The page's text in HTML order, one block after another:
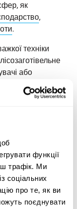
функції
трафік. Ми
соціальних
про те, як ви
поєднувати
як
,
.
техніки
або
лопата», що
важку
техніки Maatori
потреб!
ви